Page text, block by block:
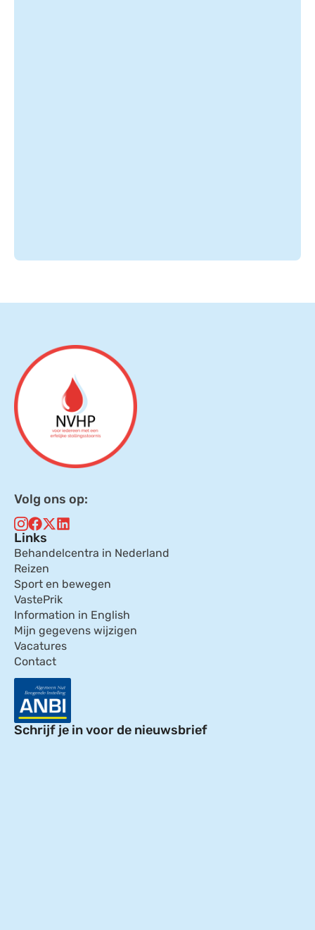
Volg ons op:
Links
Behandelcentra in Nederland
Reizen
Sport en bewegen
VastePrik
Information in English
Mijn gegevens wijzigen
Vacatures
Contact
Schrijf je in voor de nieuwsbrief